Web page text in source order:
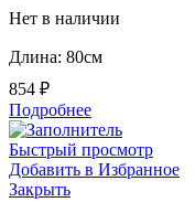
Нет в наличии
Длина: 80см
854 ₽
Подробнее
Быстрый просмотр
Добавить в Избранное
Закрыть